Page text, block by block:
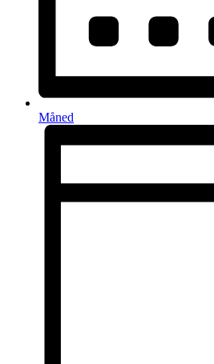
Måned